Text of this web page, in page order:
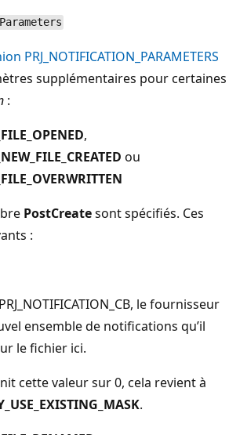
PRJ_NOTIFICATION_PARAMETERS
supplémentaires pour certaines
:
,
ou
PostCreatesont spécifiés. Ces
:
le fournisseur
ensemble de notifications qu’il
le fichier ici.
cette valeur sur 0, cela revient à
.